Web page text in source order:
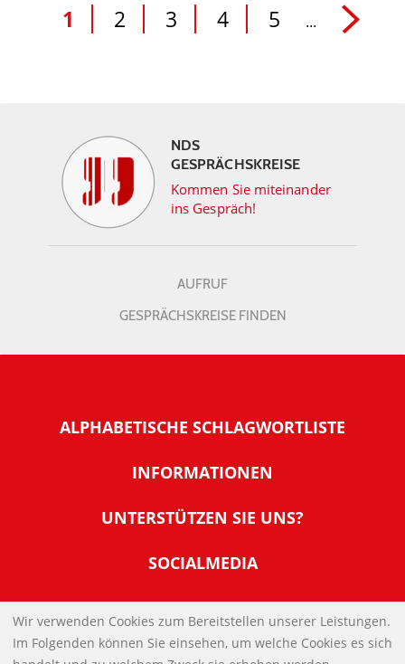
1 2 3 4 5 ...
NDS
GESPRÄCHSKREISE
Kommen Sie miteinander
ins Gespräch!
AUFRUF
GESPRÄCHSKREISE FINDEN
ALPHABETISCHE SCHLAGWORTLISTE
INFORMATIONEN
Warum NachDenkSeiten
Tipps zur Nutzung der NachDenkSeiten
Banner und E-Mail-Signaturen
Links
UNTERSTÜTZEN SIE UNS?
Werden Sie Fördermitglied
Spenden Sie Online
SOCIALMEDIA
IMPRESSUM
DATENSCHUTZERKLÄRUNG
Wir verwenden Cookies zum Bereitstellen unserer Leistungen.
Im Folgenden können Sie einsehen, um welche Cookies es sich